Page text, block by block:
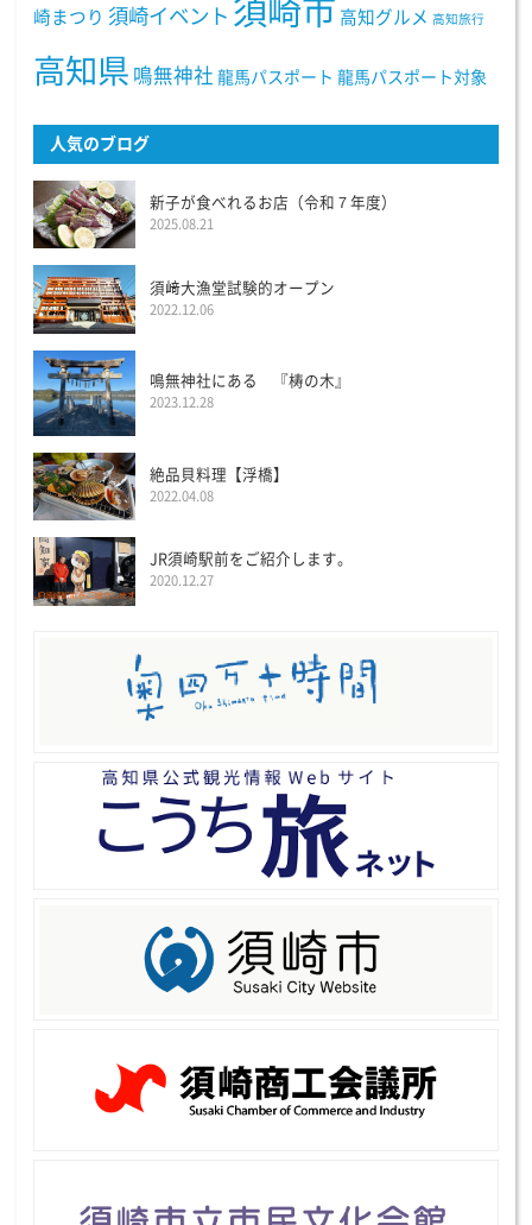
崎まつり 須崎イベント 須崎市 高知グルメ 高知旅行
高知県 鳴無神社 龍馬パスポート 龍馬パスポート対象
人気のブログ
新子が食べれるお店（令和７年度）
2025.08.21
須﨑大漁堂試験的オープン
2022.12.06
鳴無神社にある 『梼の木』
2023.12.28
絶品貝料理【浮橋】
2022.04.08
JR須崎駅前をご紹介します。
2020.12.27